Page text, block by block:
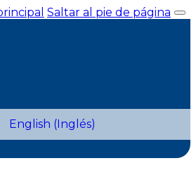
Saltar al pie de página
English (Inglés)